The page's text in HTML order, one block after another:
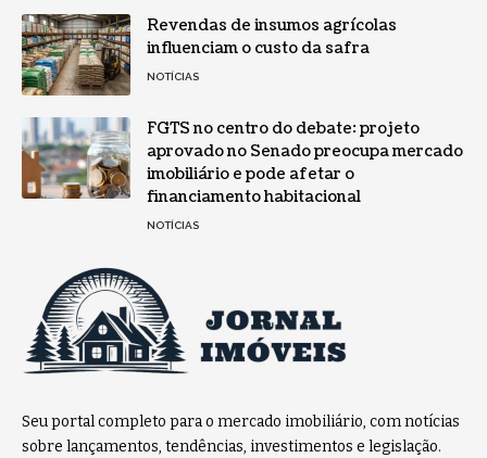
Revendas de insumos agrícolas
influenciam o custo da safra
NOTÍCIAS
FGTS no centro do debate: projeto
aprovado no Senado preocupa mercado
imobiliário e pode afetar o
financiamento habitacional
NOTÍCIAS
Seu portal completo para o mercado imobiliário, com notícias
sobre lançamentos, tendências, investimentos e legislação.